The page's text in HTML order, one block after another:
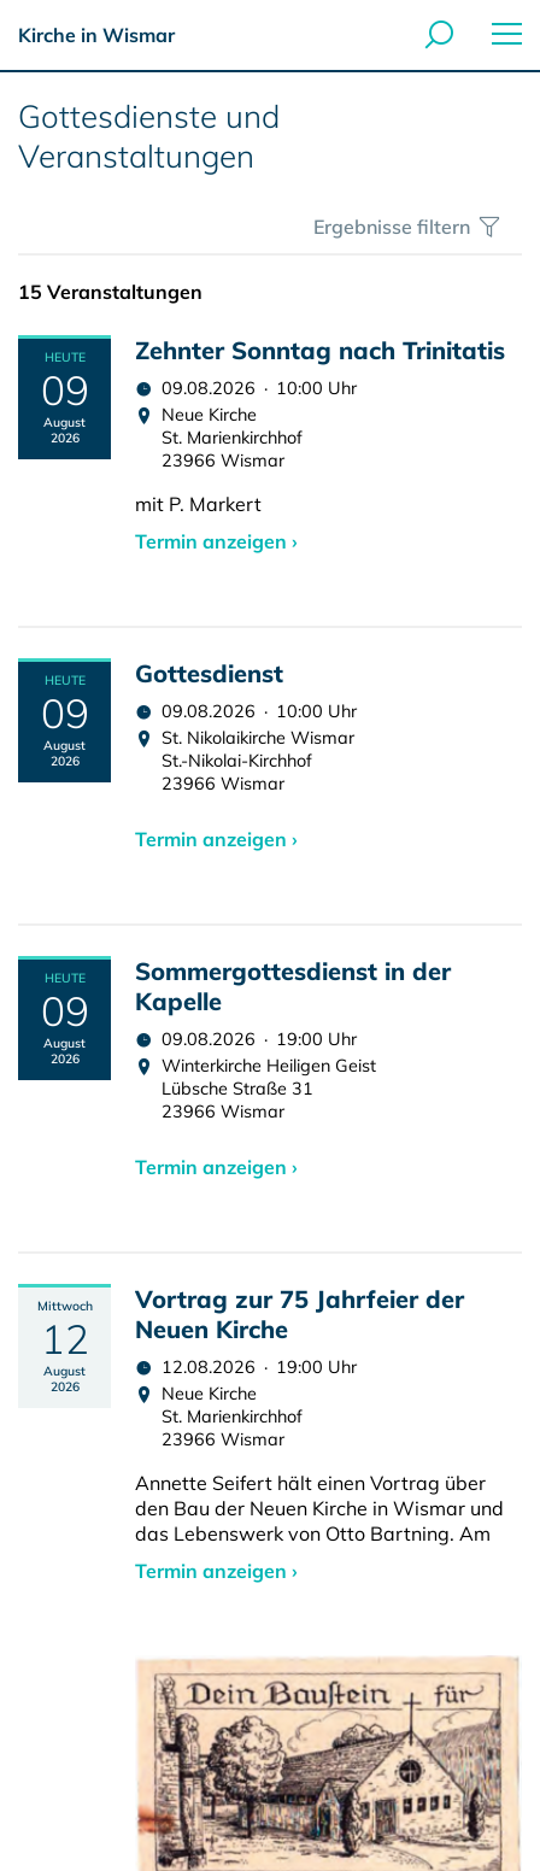
Kirche in Wismar
Gottesdienste und
Veranstaltungen
Ergebnisse filtern
15 Veranstaltungen
HEUTE
09
August
2026
Zehnter Sonntag nach Trinitatis
09.08.2026 · 10:00 Uhr
Neue Kirche
St. Marienkirchhof
23966 Wismar
mit P. Markert
Termin anzeigen ›
HEUTE
09
August
2026
Gottesdienst
09.08.2026 · 10:00 Uhr
St. Nikolaikirche Wismar
St.-Nikolai-Kirchhof
23966 Wismar
Termin anzeigen ›
HEUTE
09
August
2026
Sommergottesdienst in der
Kapelle
09.08.2026 · 19:00 Uhr
Winterkirche Heiligen Geist
Lübsche Straße 31
23966 Wismar
Termin anzeigen ›
Mittwoch
12
August
2026
Vortrag zur 75 Jahrfeier der
Neuen Kirche
12.08.2026 · 19:00 Uhr
Neue Kirche
St. Marienkirchhof
23966 Wismar
Annette Seifert hält einen Vortrag über
den Bau der Neuen Kirche in Wismar und
das Lebenswerk von Otto Bartning. Am
Termin anzeigen ›